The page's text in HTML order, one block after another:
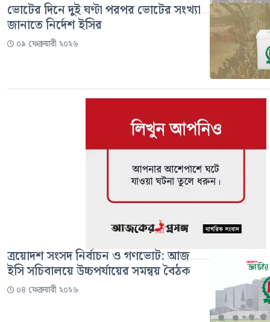
ভোটের দিনে দুই ঘণ্টা পরপর ভোটের সংখ্যা
জানাতে নির্দেশ ইসির
০৯ ফেব্রুয়ারী ২০২৬
ত্রয়োদশ সংসদ নির্বাচন ও গণভোট: আজ
ইসি সচিবালয়ে উচ্চপর্যায়ের সমন্বয় বৈঠক
০৪ ফেব্রুয়ারী ২০২৬